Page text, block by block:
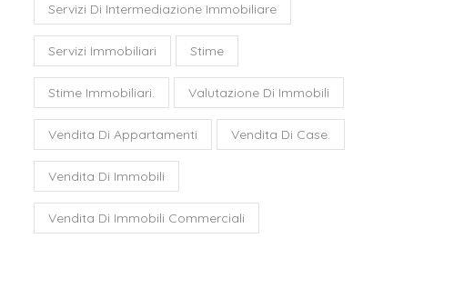
Servizi Di Intermediazione Immobiliare
Servizi Immobiliari Stime
Stime Immobiliari. Valutazione Di Immobili
Vendita Di Appartamenti Vendita Di Case.
Vendita Di Immobili
Vendita Di Immobili Commerciali